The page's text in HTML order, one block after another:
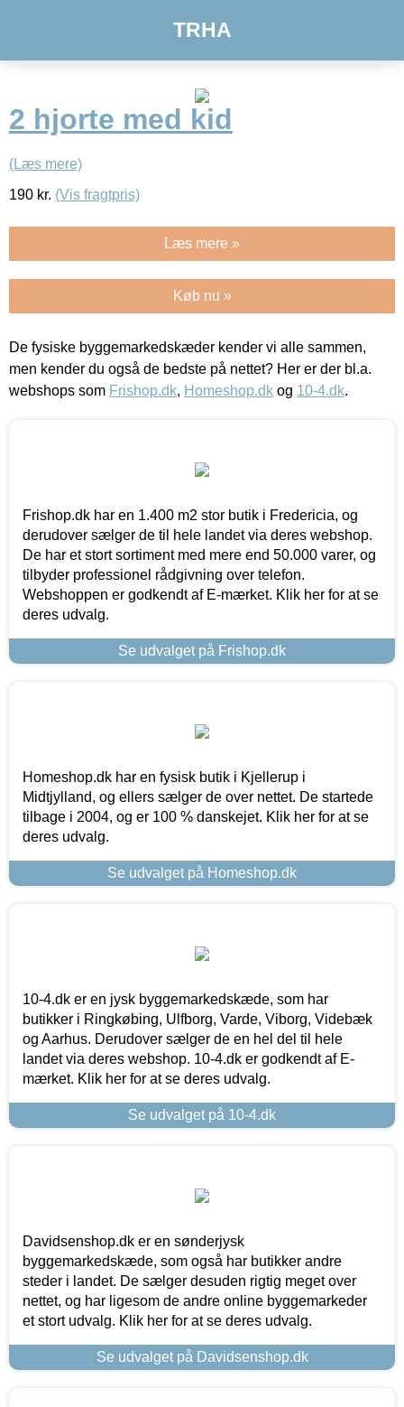
TRHA
2 hjorte med kid
(Læs mere)
190 kr. (Vis fragtpris)
Læs mere »
Køb nu »
De fysiske byggemarkedskæder kender vi alle sammen,
men kender du også de bedste på nettet? Her er der bl.a.
webshops som Frishop.dk, Homeshop.dk og 10-4.dk.
Frishop.dk har en 1.400 m2 stor butik i Fredericia, og
derudover sælger de til hele landet via deres webshop.
De har et stort sortiment med mere end 50.000 varer, og
tilbyder professionel rådgivning over telefon.
Webshoppen er godkendt af E-mærket. Klik her for at se
deres udvalg.
Se udvalget på Frishop.dk
Homeshop.dk har en fysisk butik i Kjellerup i
Midtjylland, og ellers sælger de over nettet. De startede
tilbage i 2004, og er 100 % danskejet. Klik her for at se
deres udvalg.
Se udvalget på Homeshop.dk
10-4.dk er en jysk byggemarkedskæde, som har
butikker i Ringkøbing, Ulfborg, Varde, Viborg, Videbæk
og Aarhus. Derudover sælger de en hel del til hele
landet via deres webshop. 10-4.dk er godkendt af E-
mærket. Klik her for at se deres udvalg.
Se udvalget på 10-4.dk
Davidsenshop.dk er en sønderjysk
byggemarkedskæde, som også har butikker andre
steder i landet. De sælger desuden rigtig meget over
nettet, og har ligesom de andre online byggemarkeder
et stort udvalg. Klik her for at se deres udvalg.
Se udvalget på Davidsenshop.dk